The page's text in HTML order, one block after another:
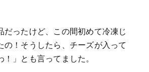
だったけど、この間初めて冷凍じ
の！そうしたら、チーズが入って
」とも言ってました。